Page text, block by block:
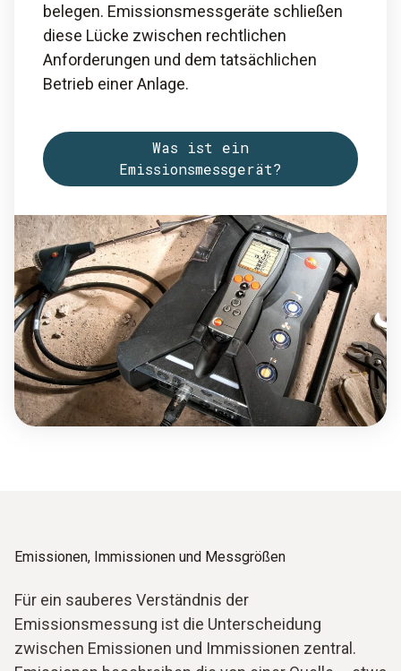
belegen. Emissionsmessgeräte schließen
diese Lücke zwischen rechtlichen
Anforderungen und dem tatsächlichen
Betrieb einer Anlage.
Was ist ein
Emissionsmessgerät?
Emissionen, Immissionen und Messgrößen
Für ein sauberes Verständnis der
Emissionsmessung ist die Unterscheidung
zwischen Emissionen und Immissionen zentral.